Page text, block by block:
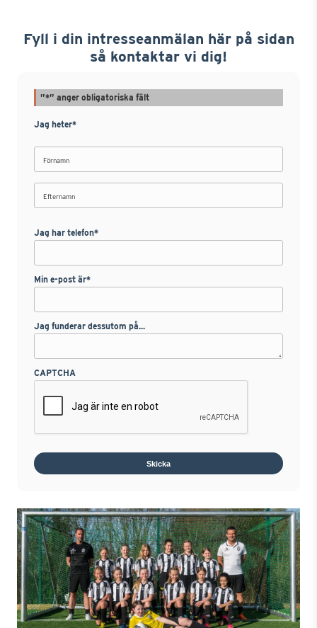
Fyll i din intresseanmälan här på sidan
så kontaktar vi dig!
”*” anger obligatoriska fält
Jag heter*
Förnamn
Jag har telefon*
Min e-post är*
Jag funderar dessutom på...
CAPTCHA